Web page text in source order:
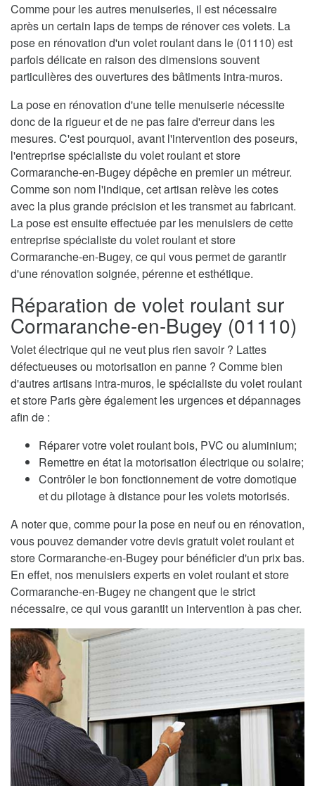
Comme pour les autres menuiseries, il est nécessaire
après un certain laps de temps de rénover ces volets. La
pose en rénovation d'un volet roulant dans le (01110) est
parfois délicate en raison des dimensions souvent
particulières des ouvertures des bâtiments intra-muros.
La pose en rénovation d'une telle menuiserie nécessite
donc de la rigueur et de ne pas faire d'erreur dans les
mesures. C'est pourquoi, avant l'intervention des poseurs,
l'entreprise spécialiste du volet roulant et store
Cormaranche-en-Bugey dépêche en premier un métreur.
Comme son nom l'indique, cet artisan relève les cotes
avec la plus grande précision et les transmet au fabricant.
La pose est ensuite effectuée par les menuisiers de cette
entreprise spécialiste du volet roulant et store
Cormaranche-en-Bugey, ce qui vous permet de garantir
d'une rénovation soignée, pérenne et esthétique.
Réparation de volet roulant sur
Cormaranche-en-Bugey (01110)
Volet électrique qui ne veut plus rien savoir ? Lattes
défectueuses ou motorisation en panne ? Comme bien
d'autres artisans intra-muros, le spécialiste du volet roulant
et store Paris gère également les urgences et dépannages
afin de :
Réparer votre volet roulant bois, PVC ou aluminium;
Remettre en état la motorisation électrique ou solaire;
Contrôler le bon fonctionnement de votre domotique
et du pilotage à distance pour les volets motorisés.
A noter que, comme pour la pose en neuf ou en rénovation,
vous pouvez demander votre devis gratuit volet roulant et
store Cormaranche-en-Bugey pour bénéficier d'un prix bas.
En effet, nos menuisiers experts en volet roulant et store
Cormaranche-en-Bugey ne changent que le strict
nécessaire, ce qui vous garantit un intervention à pas cher.